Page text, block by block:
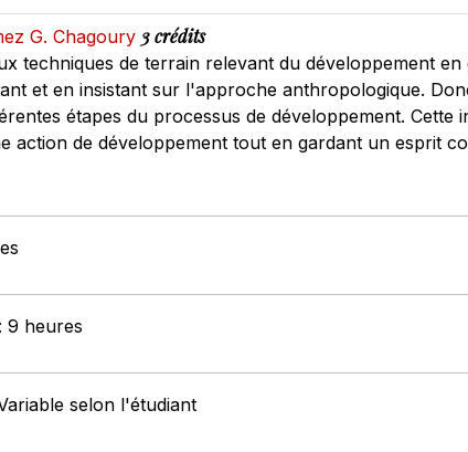
G. Chagoury 3 crédits
techniques de terrain relevant du développement
et en insistant sur l'approche anthropologique.
étapes du processus de développement. Cette
action de développement tout en gardant un esprit
9 heures
selon l'étudiant